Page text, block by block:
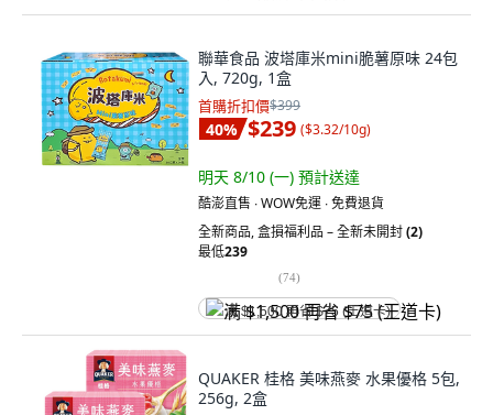
聯華食品 波塔庫米mini脆薯原味 24包
入, 720g, 1盒
首購折扣價$399
40% $239 ($3.32/10g)
明天 8/10 (一) 預計送達
酷澎直售 ∙ WOW免運 ∙ 免費退貨
全新商品,盒損福利品 – 全新未開封(2)
最低239
(74)
满 $1,500 再省 $75 (王道卡)
QUAKER 桂格 美味燕麥 水果優格 5包,
256g, 2盒